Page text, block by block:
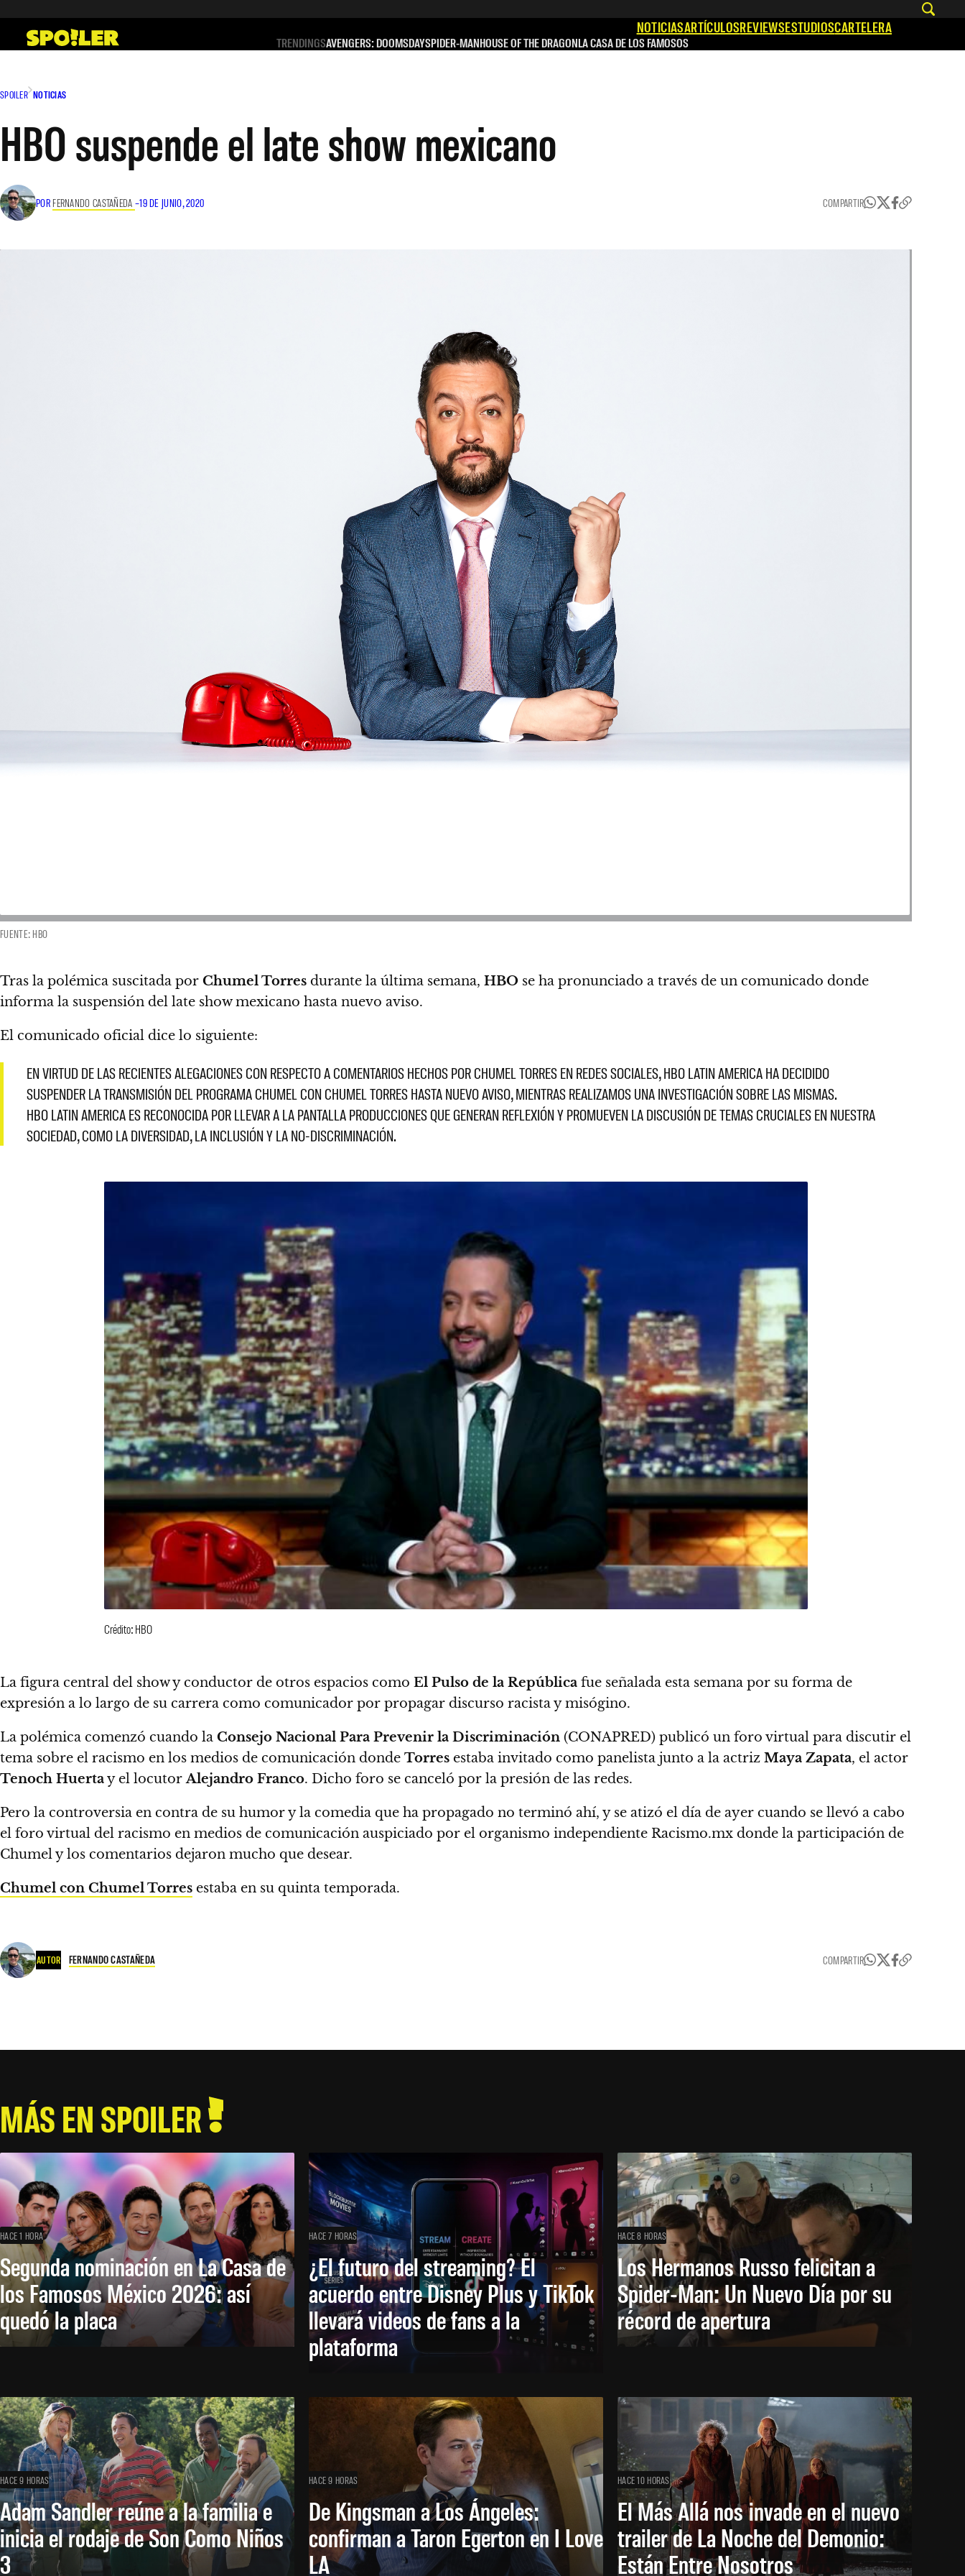
contenido
NOTICIASARTÍCULOSREVIEWSESTUDIOSCARTELERA
TRENDINGSAVENGERS: DOOMSDAYSPIDER-MANHOUSE OF THE DRAGONLA CASA DE LOS FAMOSOS
SPOILER NOTICIAS
HBO suspende el late show mexicano
POR FERNANDO CASTAÑEDA –19 DE JUNIO, 2020 COMPARTIR
FUENTE: HBO
Tras la polémica suscitada por Chumel Torres durante la última semana, HBO se ha pronunciado a través de un comunicado donde
informa la suspensión del late show mexicano hasta nuevo aviso.
El comunicado oficial dice lo siguiente:
EN VIRTUD DE LAS RECIENTES ALEGACIONES CON RESPECTO A COMENTARIOS HECHOS POR CHUMEL TORRES EN REDES SOCIALES, HBO LATIN AMERICA HA DECIDIDO
SUSPENDER LA TRANSMISIÓN DEL PROGRAMA CHUMEL CON CHUMEL TORRES HASTA NUEVO AVISO, MIENTRAS REALIZAMOS UNA INVESTIGACIÓN SOBRE LAS MISMAS.
HBO LATIN AMERICA ES RECONOCIDA POR LLEVAR A LA PANTALLA PRODUCCIONES QUE GENERAN REFLEXIÓN Y PROMUEVEN LA DISCUSIÓN DE TEMAS CRUCIALES EN NUESTRA
SOCIEDAD, COMO LA DIVERSIDAD, LA INCLUSIÓN Y LA NO-DISCRIMINACIÓN.
Crédito: HBO
La figura central del show y conductor de otros espacios como El Pulso de la República fue señalada esta semana por su forma de
expresión a lo largo de su carrera como comunicador por propagar discurso racista y misógino.
La polémica comenzó cuando la Consejo Nacional Para Prevenir la Discriminación (CONAPRED) publicó un foro virtual para discutir el
tema sobre el racismo en los medios de comunicación donde Torres estaba invitado como panelista junto a la actriz Maya Zapata, el actor
Tenoch Huertay el locutorAlejandro Franco. Dicho foro se canceló por la presión de las redes.
Pero la controversia en contra de su humor y la comedia que ha propagado no terminó ahí, y se atizó el día de ayer cuando se llevó a cabo
el foro virtual del racismo en medios de comunicación auspiciado por el organismo independiente Racismo.mx donde la participación de
Chumel y los comentarios dejaron mucho que desear.
Chumel con Chumel Torres estaba en su quinta temporada.
AUTOR FERNANDO CASTAÑEDA COMPARTIR
MÁS EN SPOILER
HACE 1 HORA
Segunda nominación en La Casa de
los Famosos México 2026: así
quedó la placa
HACE 7 HORAS
¿El futuro del streaming? El
acuerdo entre Disney Plus y TikTok
llevará videos de fans a la
plataforma
HACE 8 HORAS
Los Hermanos Russo felicitan a
Spider-Man: Un Nuevo Día por su
récord de apertura
HACE 9 HORAS
Adam Sandler reúne a la familia e
inicia el rodaje de Son Como Niños
3
HACE 9 HORAS
De Kingsman a Los Ángeles:
confirman a Taron Egerton en I Love
LA
HACE 10 HORAS
El Más Allá nos invade en el nuevo
trailer de La Noche del Demonio:
Están Entre Nosotros